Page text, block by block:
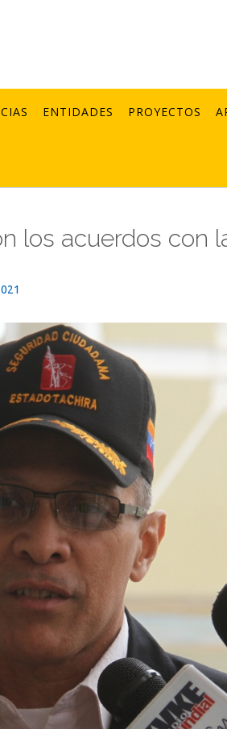
ENTIDADES PROYECTOS
los acuerdos con